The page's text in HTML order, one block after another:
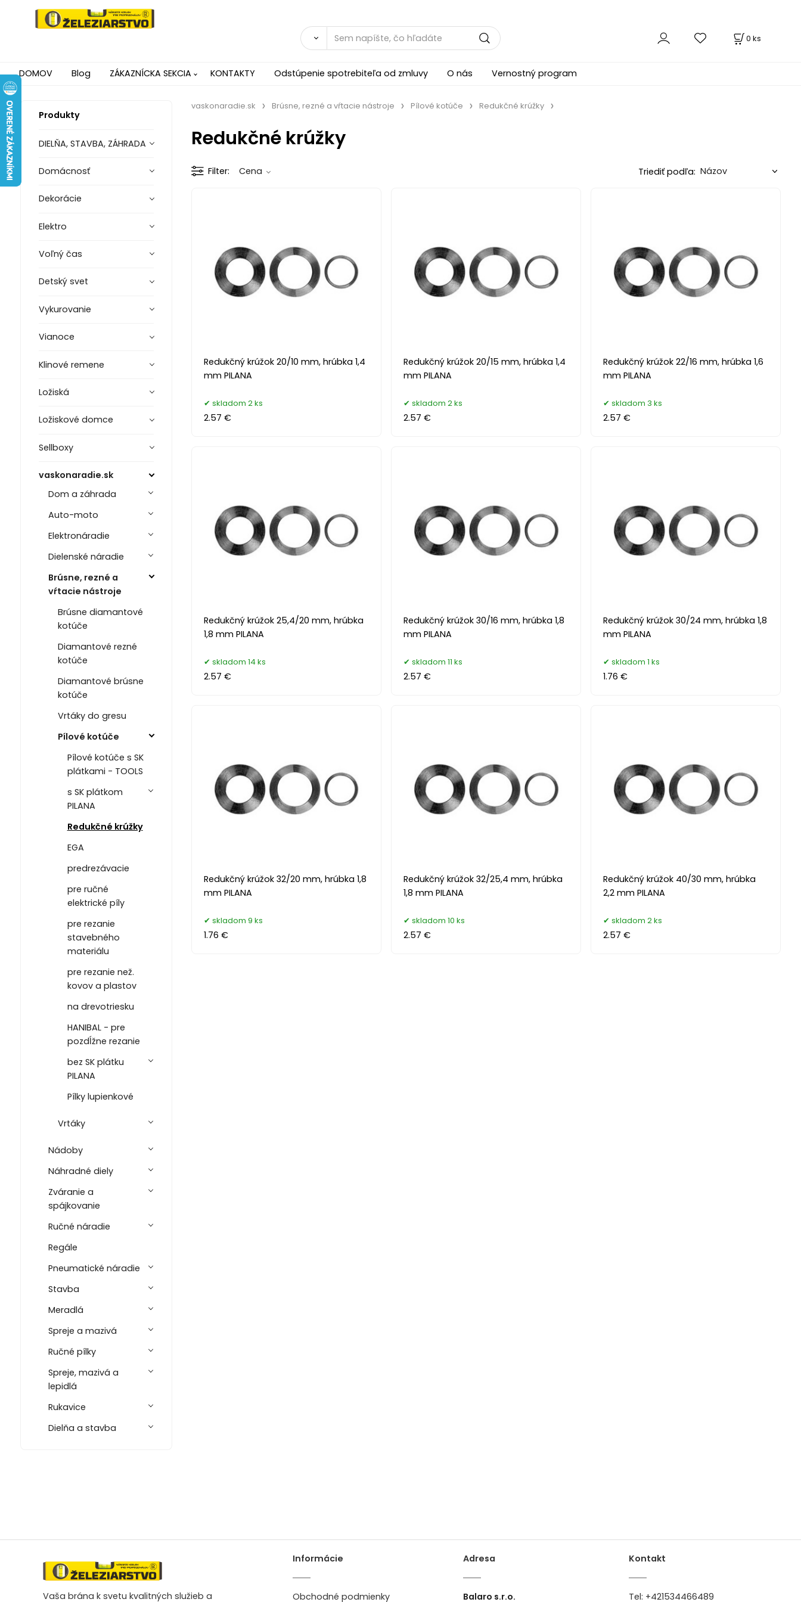
0 ks
DOMOV Blog ZÁKAZNÍCKA SEKCIA KONTAKTY Odstúpenie spotrebiteľa od zmluvy O nás Vernostný program
Produkty
DIELŇA, STAVBA, ZÁHRADA
Domácnosť
Dekorácie
Elektro
Voľný čas
Detský svet
Vykurovanie
Vianoce
Klinové remene
Ložiská
Ložiskové domce
Sellboxy
vaskonaradie.sk
Dom a záhrada
Auto-moto
Elektronáradie
Dielenské náradie
Brúsne, rezné a
vŕtacie nástroje
Brúsne diamantové
kotúče
Diamantové rezné
kotúče
Diamantové brúsne
kotúče
Vrtáky do gresu
Pílové kotúče
Pílové kotúče s SK
plátkami - TOOLS
s SK plátkom
PILANA
Redukčné krúžky
EGA
predrezávacie
pre ručné
elektrické píly
pre rezanie
stavebného
materiálu
pre rezanie než.
kovov a plastov
na drevotriesku
HANIBAL - pre
pozdĺžne rezanie
bez SK plátku
PILANA
Pílky lupienkové
Vrtáky
Nádoby
Náhradné diely
Zváranie a
spájkovanie
Ručné náradie
Regále
Pneumatické náradie
Stavba
Meradlá
Spreje a mazivá
Ručné pílky
Spreje, mazivá a
lepidlá
Rukavice
Dielňa a stavba
vaskonaradie.sk Brúsne, rezné a vŕtacie nástroje Pílové kotúče Redukčné krúžky
Redukčné krúžky
Filter Cena Triediť podľa:
Redukčný krúžok 20/10 mm, hrúbka 1,4
mm PILANA
skladom 2 ks
2.57 €
Redukčný krúžok 20/15 mm, hrúbka 1,4
mm PILANA
skladom 2 ks
2.57 €
Redukčný krúžok 22/16 mm, hrúbka 1,6
mm PILANA
skladom 3 ks
2.57 €
Redukčný krúžok 25,4/20 mm, hrúbka
1,8 mm PILANA
skladom 14 ks
2.57 €
Redukčný krúžok 30/16 mm, hrúbka 1,8
mm PILANA
skladom 11 ks
2.57 €
Redukčný krúžok 30/24 mm, hrúbka 1,8
mm PILANA
skladom 1 ks
1.76 €
Redukčný krúžok 32/20 mm, hrúbka 1,8
mm PILANA
skladom 9 ks
1.76 €
Redukčný krúžok 32/25,4 mm, hrúbka
1,8 mm PILANA
skladom 10 ks
2.57 €
Redukčný krúžok 40/30 mm, hrúbka
2,2 mm PILANA
skladom 2 ks
2.57 €
Vaša brána k svetu kvalitných služieb a
Informácie
Obchodné podmienky
Adresa
Balaro s.r.o.
Kontakt
Tel: +421534466489